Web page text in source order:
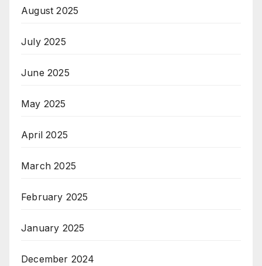
August 2025
July 2025
June 2025
May 2025
April 2025
March 2025
February 2025
January 2025
December 2024